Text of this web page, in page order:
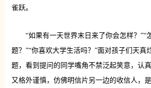
雀跃。
“如果有一天世界末日来了你会怎样？”“
题？”“你喜欢大学生活吗？”面对孩子们天真
题，看到提问的同学嘴角不禁泛起笑意，认
又格外谨慎，仿佛明信片另一边的收信人，